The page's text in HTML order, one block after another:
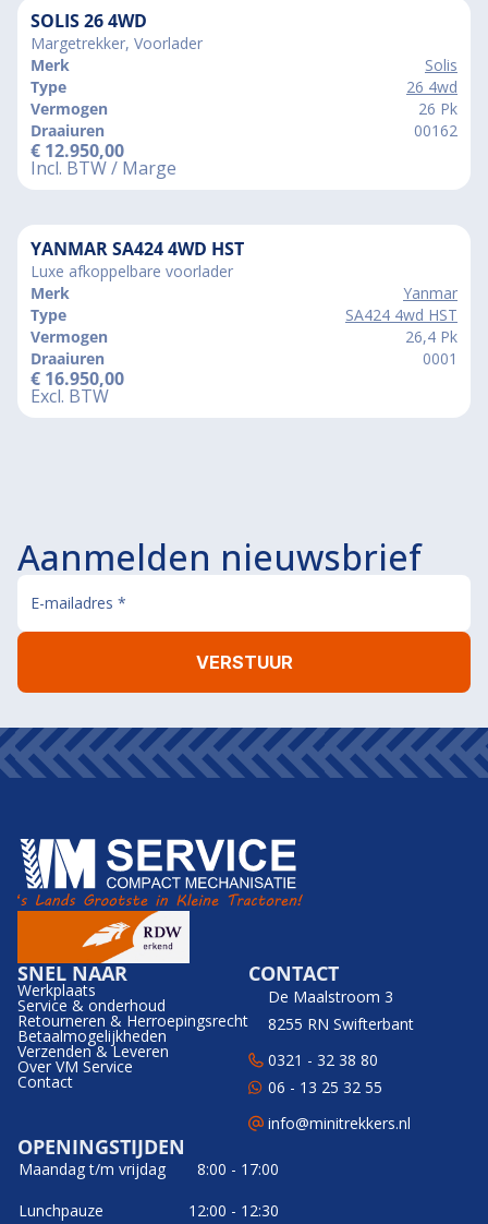
SOLIS 26 4WD
Margetrekker, Voorlader
Merk
Solis
Type
26 4wd
Vermogen
26 Pk
Draaiuren
00162
€ 12.950,00
Incl. BTW / Marge
YANMAR SA424 4WD HST
Luxe afkoppelbare voorlader
Merk
Yanmar
Type
SA424 4wd HST
Vermogen
26,4 Pk
Draaiuren
0001
€ 16.950,00
Excl. BTW
Aanmelden nieuwsbrief
SNEL NAAR
Werkplaats
Service & onderhoud
Retourneren & Herroepingsrecht
Betaalmogelijkheden
Verzenden & Leveren
Over VM Service
Contact
CONTACT
De Maalstroom 3
8255 RN Swifterbant
0321 - 32 38 80
06 - 13 25 32 55
info@minitrekkers.nl
OPENINGSTIJDEN
Maandag t/m vrijdag
8:00 - 17:00
Lunchpauze
12:00 - 12:30